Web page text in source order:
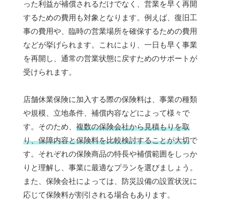
った利益が補償されるだけでなく、営業を早く再開
するための費用も対象となります。例えば、復旧工
事の費用や、臨時の営業場所を確保するための費用
などが挙げられます。これにより、一日も早く事業
を再開し、通常の営業状態に戻すためのサポートが
受けられます。
店舗休業保険に加入する際の保険料は、事業の種類
や規模、立地条件、補償内容などによって様々で
す。そのため、 複数の保険会社から見積もりを取
り、保障内容と保険料を比較検討することが大切で
す。それぞれの保険商品の特長や補償範囲をしっか
りと理解し、事業に最適なプランを選びましょう。
また、保険会社によっては、防災設備の設置状況に
応じて保険料が割引される場合もあります。